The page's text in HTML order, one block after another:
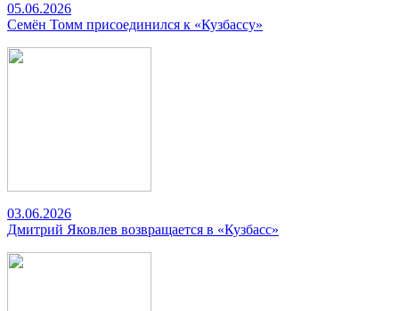
05.06.2026
Семён Томм присоединился к «Кузбассу»
03.06.2026
Дмитрий Яковлев возвращается в «Кузбасс»